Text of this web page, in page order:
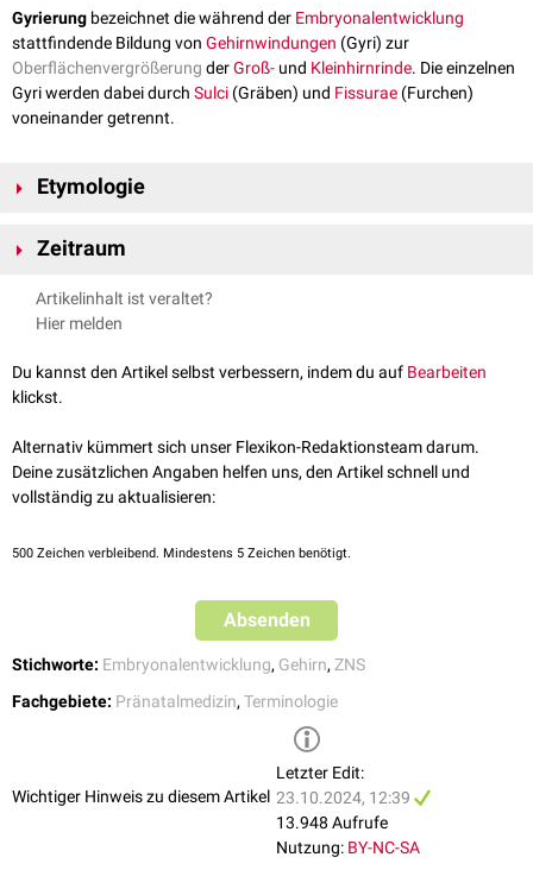
Gyrierung bezeichnet die während der Embryonalentwicklung
stattfindende Bildung von Gehirnwindungen (Gyri) zur
Oberflächenvergrößerung derGroß- und Kleinhirnrinde. Die einzelnen
Gyri werden dabei durch Sulci (Gräben) und Fissurae (Furchen)
voneinander getrennt.
Etymologie
(γύρος, jíros)für "Windung", "Biegung", "Rundgang", "Runde" bzw. "Rand"
Zeitraum
Die Gyrierung beginnt in etwa im Zeitraum zwischen der 23. und der 25.
Schwangerschaftswoche
Artikelinhalt ist veraltet?
Hier melden
Du kannst den Artikel selbst verbessern, indem du auf Bearbeiten
klickst.
Alternativ kümmert sich unser Flexikon-Redaktionsteam darum.
Deine zusätzlichen Angaben helfen uns, den Artikel schnell und
vollständig zu aktualisieren:
500 Zeichen verbleibend. Mindestens 5 Zeichen benötigt.
Absenden
Stichworte: Embryonalentwicklung, Gehirn, ZNS
Fachgebiete: Pränatalmedizin, Terminologie
Wichtiger Hinweis zu diesem Artikel
Letzter Edit:
23.10.2024, 12:39
13.948 Aufrufe
Nutzung: BY-NC-SA